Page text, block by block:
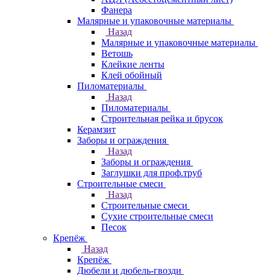
Фанера
Малярные и упаковочные материалы
Назад
Малярные и упаковочные материалы
Ветошь
Клейкие ленты
Клей обойный
Пиломатериалы
Назад
Пиломатериалы
Строительная рейка и брусок
Керамзит
Заборы и ограждения
Назад
Заборы и ограждения
Заглушки для проф.труб
Строительные смеси
Назад
Строительные смеси
Сухие строительные смеси
Песок
Крепёж
Назад
Крепёж
Дюбели и дюбель-гвозди